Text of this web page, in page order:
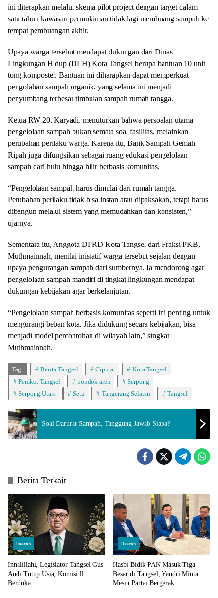
ini diterapkan melalui skema pilot project dengan target dalam
satu tahun kawasan permukiman tidak lagi membuang sampah ke
tempat pembuangan akhir.
Upaya warga tersebut mendapat dukungan dari Dinas
Lingkungan Hidup (DLH) Kota Tangsel berupa bantuan 10 unit
tong komposter. Bantuan ini diharapkan dapat memperkuat
pengolahan sampah organik, yang selama ini menjadi
penyumbang terbesar timbulan sampah rumah tangga.
Ketua RW 20, Karyadi, menuturkan bahwa persoalan utama
pengelolaan sampah bukan semata soal fasilitas, melainkan
perubahan perilaku warga. Karena itu, Bank Sampah Gemah
Ripah juga difungsikan sebagai ruang edukasi pengelolaan
sampah dari hulu hingga hilir berbasis komunitas.
“Pengelolaan sampah harus dimulai dari rumah tangga.
Perubahan perilaku tidak bisa instan atau dipaksakan, tetapi harus
dibangun melalui sistem yang memudahkan dan konsisten,”
ujarnya.
Sementara itu, Anggota DPRD Kota Tangsel dari Fraksi PKB,
Muthmainnah, menilai inisiatif warga tersebut sejalan dengan
upaya pengurangan sampah dari sumbernya. Ia mendorong agar
pengelolaan sampah mandiri di tingkat lingkungan mendapat
dukungan kebijakan agar berkelanjutan.
“Pengelolaan sampah berbasis komunitas seperti ini penting untuk
mengurangi beban kota. Jika didukung secara kebijakan, bisa
menjadi model percontohan di wilayah lain,” singkat
Muthmainnah.
Tag: Berita Tangsel Ciputat
Kota Tangsel
Pemkot Tangsel
pondok aren
Serpong
Serpong Utara
Setu Tangerang Selatan Tangsel
Soal Darurat Sampah, Tanggung Jawab Siapa?
Berita Terkait
Daerah
Innalillahi, Legislator Tangsel Gus
Andi Tutup Usia, Komisi ll
Berduka
Daerah
Hasbi Bidik PAN Masuk Tiga
Besar di Tangsel, Yandri Minta
Mesin Partai Bergerak